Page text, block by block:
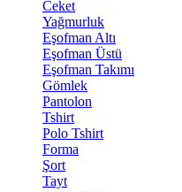
Ceket
Yağmurluk
Eşofman Altı
Eşofman Üstü
Eşofman Takımı
Gömlek
Pantolon
Tshirt
Polo Tshirt
Forma
Şort
Tayt